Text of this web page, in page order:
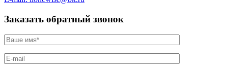
Заказать обратный звонок